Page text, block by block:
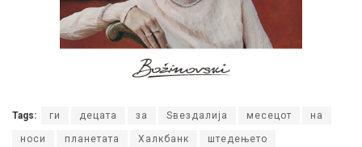
Tags: ги децата за Ѕвездалија месецот на
носи планетата Халкбанк штедењето